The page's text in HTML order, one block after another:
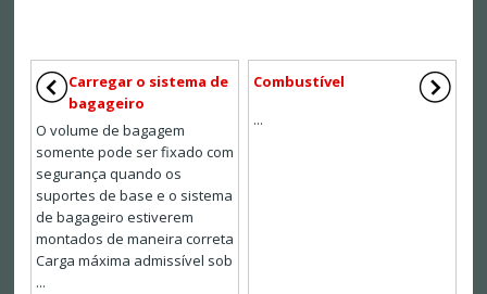
Carregar o sistema de
bagageiro
O volume de bagagem
somente pode ser fixado com
segurança quando os
suportes de base e o sistema
de bagageiro estiverem
montados de maneira correta
Carga máxima admissível sob
...
Combustível
...